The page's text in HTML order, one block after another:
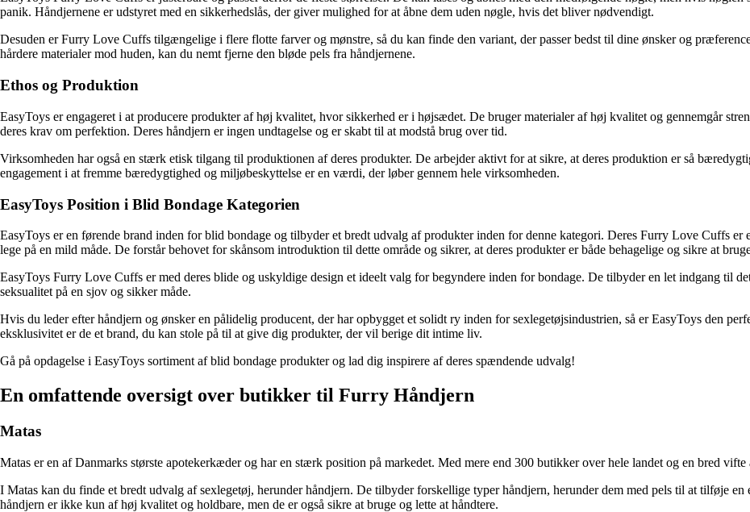
panik. Håndjernene er udstyret med en sikkerhedslås, der giver mulighed for at åbne dem uden nøgle, hvis det bliver nødvendigt.
Desuden er Furry Love Cuffs tilgængelige i flere flotte farver og mønstre, så du kan finde den variant, der passer bedst til dine ønsker og
hårdere materialer mod huden, kan du nemt fjerne den bløde pels fra håndjernene.
Ethos og Produktion
EasyToys er engageret i at producere produkter af høj kvalitet, hvor sikkerhed er i højsædet. De bruger materialer af høj kvalitet og gennemgår
deres krav om perfektion. Deres håndjern er ingen undtagelse og er skabt til at modstå brug over tid.
Virksomheden har også en stærk etisk tilgang til produktionen af deres produkter. De arbejder aktivt for at sikre, at deres produktion er så
engagement i at fremme bæredygtighed og miljøbeskyttelse er en værdi, der løber gennem hele virksomheden.
EasyToys Position i Blid Bondage Kategorien
EasyToys er en førende brand inden for blid bondage og tilbyder et bredt udvalg af produkter inden for denne kategori. Deres Furry Love Cuffs
lege på en mild måde. De forstår behovet for skånsom introduktion til dette område og sikrer, at deres produkter er både behagelige og sikre at
EasyToys Furry Love Cuffs er med deres blide og uskyldige design et ideelt valg for begyndere inden for bondage. De tilbyder en let indgang til
seksualitet på en sjov og sikker måde.
Hvis du leder efter håndjern og ønsker en pålidelig producent, der har opbygget et solidt ry inden for sexlegetøjsindustrien, så er EasyToys den
eksklusivitet er de et brand, du kan stole på til at give dig produkter, der vil berige dit intime liv.
Gå på opdagelse i EasyToys sortiment af blid bondage produkter og lad dig inspirere af deres spændende udvalg!
En omfattende oversigt over butikker til Furry Håndjern
Matas
Matas er en af Danmarks største apotekerkæder og har en stærk position på markedet. Med mere end 300 butikker over hele landet og en bred
I Matas kan du finde et bredt udvalg af sexlegetøj, herunder håndjern. De tilbyder forskellige typer håndjern, herunder dem med pels til at tilføje
håndjern er ikke kun af høj kvalitet og holdbare, men de er også sikre at bruge og lette at håndtere.